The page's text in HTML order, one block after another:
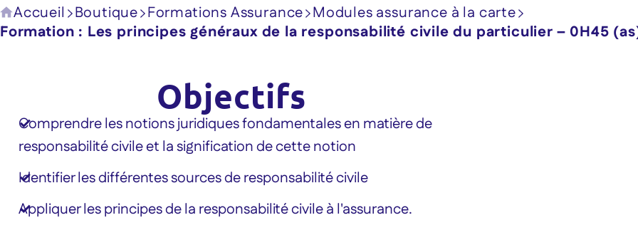
Accueil Boutique Formations Assurance Modules assurance à la carte
Formation : Les principes généraux de la responsabilité civile du particulier – 0H45
Objectifs
Comprendre les notions juridiques fondamentales en matière de
responsabilité civile et la signification de cette notion
Identifier les différentes sources de responsabilité civile
Appliquer les principes de la responsabilité civile à l'assurance.